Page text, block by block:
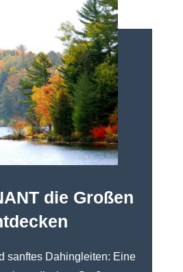
die Großen
sanftes Dahingleiten: Eine